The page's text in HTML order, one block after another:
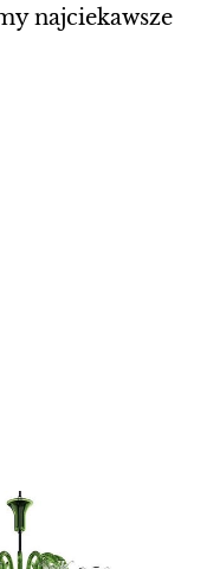
najciekawsze